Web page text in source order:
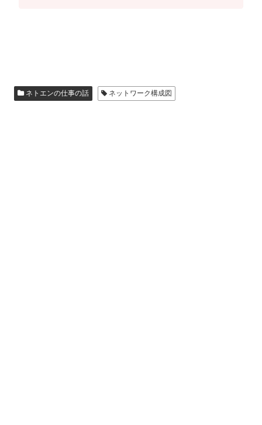
ネトエンの仕事の話 ネットワーク構成図